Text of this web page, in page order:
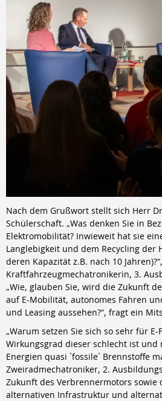
Nach dem Grußwort stellt sich Herr
Schülerschaft. „Was denken Sie in
Elektromobilität? Inwieweit hat sie
Langlebigkeit und dem Recycling der
deren Kapazität z.B. nach 10
Kraftfahrzeugmechatronikerin, 3.
„Wie, glauben Sie, wird die Zukunft
auf E-Mobilität, autonomes Fahren
und Leasing aussehen?“, fragt ein
„Warum setzen Sie sich so sehr für
Wirkungsgrad dieser schlecht ist und
Energien quasi `fossile´ Brennstoffe
Zweiradmechatroniker, 2.
Zukunft des Verbrennermotors sowie
alternativen Infrastruktur und